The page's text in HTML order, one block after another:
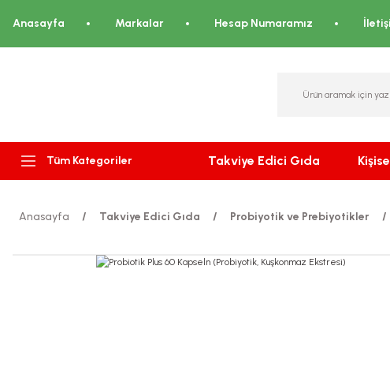
Anasayfa Markalar Hesap Numaramız
Tüm Kategoriler Takviye Edici Gıda
Anasayfa Takviye Edici Gıda Probiyotik ve Prebiyotikler